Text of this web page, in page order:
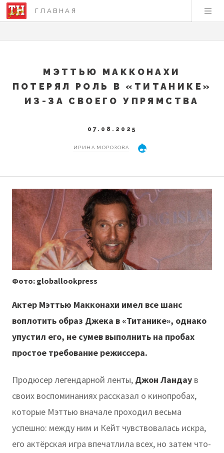
ГЛАВНАЯ
МЭТТЬЮ МАККОНАХИ
ПОТЕРЯЛ РОЛЬ В «ТИТАНИКЕ»
ИЗ-ЗА СВОЕГО УПРЯМСТВА
07.08.2025
ИРИНА МОРОЗОВА
Фото: globallookpress
Актер Мэттью Макконахи имел все шанс
воплотить образ Джека в «Титанике», однако
упустил его, не сумев выполнить на пробах
простое требование режиссера.
Продюсер легендарной ленты, Джон Ландау в
своих воспоминаниях рассказал о кинопробах,
которые Мэттью вначале проходил весьма
успешно: между ним и Кейт чувствовалась искра,
его актёрская игра впечатлила всех, но затем что-